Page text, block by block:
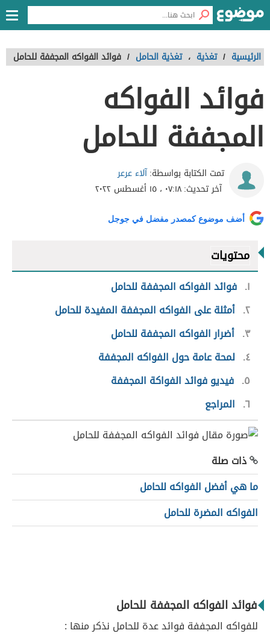
الرئيسية / تغذية ، تغذية الحامل / فوائد الفواكه المجففة للحامل
فوائد الفواكه
المجففة للحامل
تمت الكتابة بواسطة:آلاء عرعر
آخر تحديث:٠٧:١٨ ، ١٥ أغسطس ٢٠٢٢
أضف موضوع كمصدر مفضل في جوجل
محتويات
١ فوائد الفواكه المجففة للحامل
٢ أمثلة على الفواكه المجففة المفيدة للحامل
٣ أضرار الفواكه المجففة للحامل
٤ لمحة عامة حول الفواكه المجففة
٥ فيديو فوائد الفواكة المجففة
٦ المراجع
ذات صلة
ما هي أفضل الفواكه للحامل
الفواكه المضرة للحامل
فوائد الفواكه المجففة للحامل
للفواكه المجففة فوائد عدة للحامل نذكر منها :